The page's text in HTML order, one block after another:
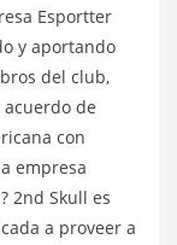
Esportter
y aportando
del club,
de
con
empresa
2nd Skull es
a proveer a